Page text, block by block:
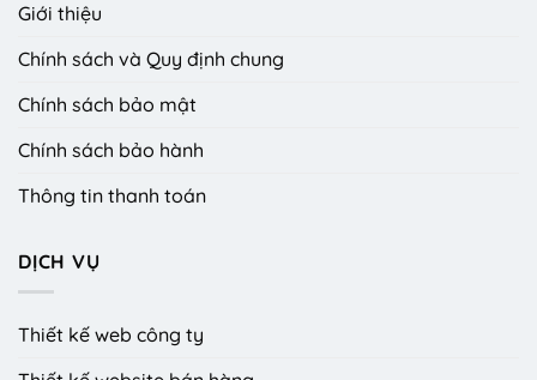
Giới thiệu
Chính sách và Quy định chung
Chính sách bảo mật
Chính sách bảo hành
Thông tin thanh toán
DỊCH VỤ
Thiết kế web công ty